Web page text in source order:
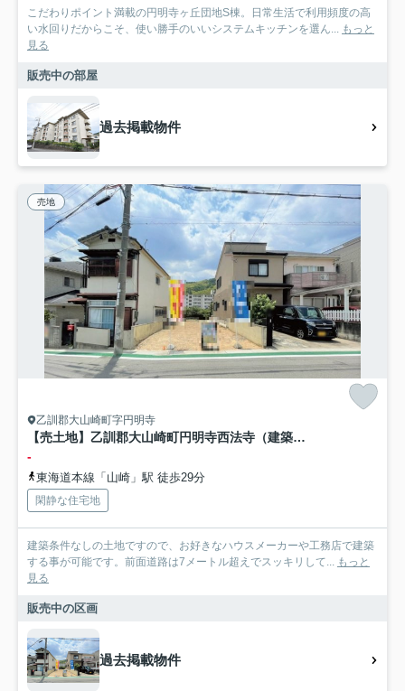
こだわりポイント満載の円明寺ヶ丘団地S棟。日常生活で利用頻度の高
い水回りだからこそ、使い勝手のいいシステムキッチンを選ん... もっと
見る
販売中の部屋
過去掲載物件
売地
乙訓郡大山崎町字円明寺
【売土地】乙訓郡大山崎町円明寺西法寺（建築条件なし）
-
東海道本線「山崎」駅 徒歩29分
閑静な住宅地
建築条件なしの土地ですので、お好きなハウスメーカーや工務店で建築
する事が可能です。前面道路は7メートル超えでスッキリして... もっと
見る
販売中の区画
過去掲載物件